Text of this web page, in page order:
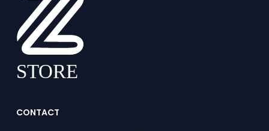
CONTACT